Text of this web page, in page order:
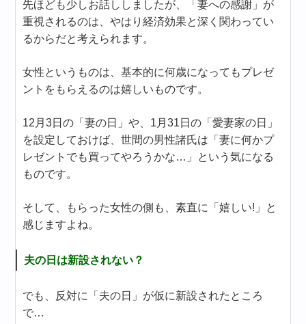
先ほども少しお話ししましたが、「妻への感謝」が
重視されるのは、やはり経済効果と深く関わってい
るからだと考えられます。
女性というものは、基本的に何歳になってもプレゼ
ントをもらえるのは嬉しいものです。
12月3日の「妻の日」や、1月31日の「愛妻家の日」
を設定しておけば、世間の男性諸氏は「妻に何かプ
レゼントでも買ってやろうかな…」という気になる
ものです。
そして、もらった女性の側も、素直に「嬉しい!」と
感じますよね。
夫の日は新設されない？
でも、反対に「夫の日」が仮に新設されたところ
で…